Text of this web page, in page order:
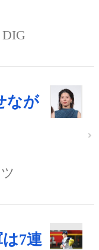
なが
7連